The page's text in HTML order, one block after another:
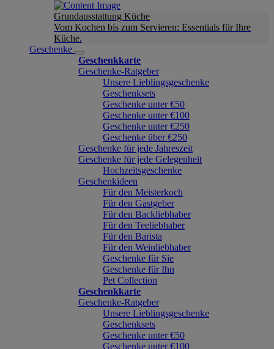
Grundausstattung Küche
Vom Kochen bis zum Servieren: Essentials für Ihre
Küche.
Geschenke
Geschenkkarte
Geschenke-Ratgeber
Unsere Lieblingsgeschenke
Geschenksets
Geschenke unter €50
Geschenke unter €100
Geschenke unter €250
Geschenke über €250
Geschenke für jede Jahreszeit
Geschenke für jede Gelegenheit
Hochzeitsgeschenke
Geschenkideen
Für den Meisterkoch
Für den Gastgeber
Für den Backliebhaber
Für den Teeliebhaber
Für den Barista
Für den Weinliebhaber
Geschenke für Sie
Geschenke für Ihn
Pet Collection
Geschenkkarte
Geschenke-Ratgeber
Unsere Lieblingsgeschenke
Geschenksets
Geschenke unter €50
Geschenke unter €100